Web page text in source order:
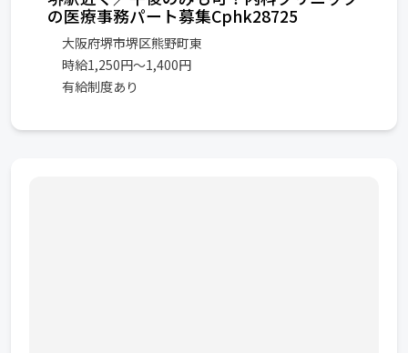
の医療事務パート募集Cphk28725
大阪府堺市堺区熊野町東
時給1,250円～1,400円
有給制度あり